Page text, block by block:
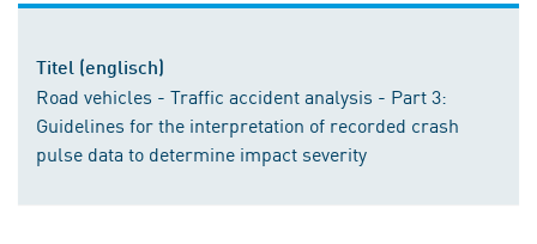
Titel (englisch)
Road vehicles - Traffic accident analysis - Part 3:
Guidelines for the interpretation of recorded crash
pulse data to determine impact severity